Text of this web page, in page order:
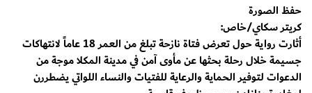
حفظ الصورة
كريتر سكاي/خاص:
أثارت رواية حول تعرض فتاة نازحة تبلغ من العمر 18 عاماً لانتهاكات
جسيمة خلال رحلة بحثها عن مأوى آمن في مدينة المكلا موجة من
الدعوات لتوفير الحماية والرعاية للفتيات والنساء اللواتي يضطررن